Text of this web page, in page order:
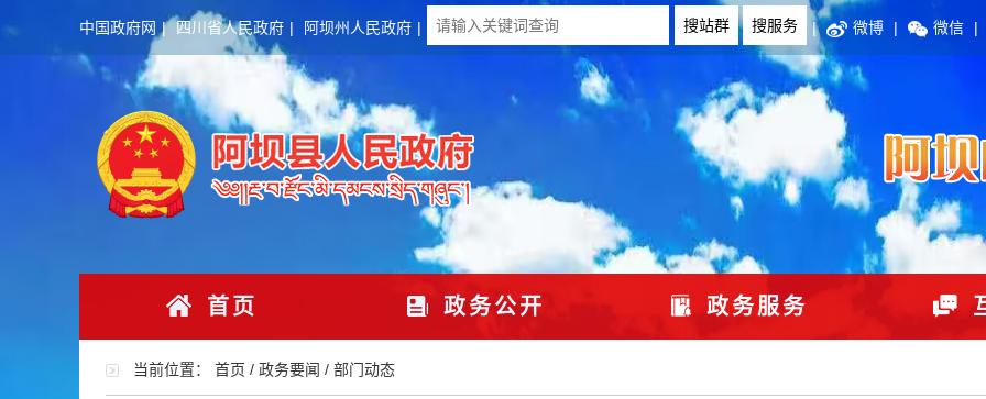
中国政府网 | 四川省人民政府 | 阿坝州人民政府 | | 微博 | 微信 |
首页 政务公开 政务服务
当前位置： 首页 / 政务要闻 / 部门动态